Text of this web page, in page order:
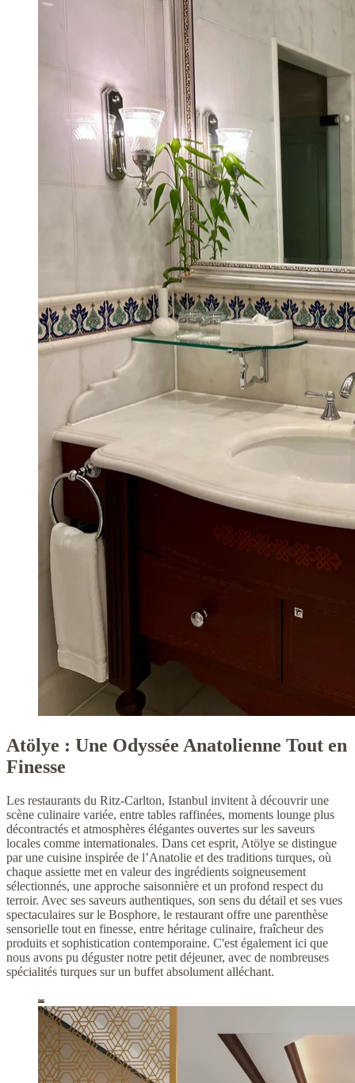
Atölye : Une Odyssée Anatolienne Tout en
Finesse
Les restaurants du Ritz-Carlton, Istanbul invitent à découvrir une
scène culinaire variée, entre tables raffinées, moments lounge plus
décontractés et atmosphères élégantes ouvertes sur les saveurs
locales comme internationales. Dans cet esprit, Atölye se distingue
par une cuisine inspirée de l’Anatolie et des traditions turques, où
chaque assiette met en valeur des ingrédients soigneusement
sélectionnés, une approche saisonnière et un profond respect du
terroir. Avec ses saveurs authentiques, son sens du détail et ses vues
spectaculaires sur le Bosphore, le restaurant offre une parenthèse
sensorielle tout en finesse, entre héritage culinaire, fraîcheur des
produits et sophistication contemporaine. C'est également ici que
nous avons pu déguster notre petit déjeuner, avec de nombreuses
spécialités turques sur un buffet absolument alléchant.